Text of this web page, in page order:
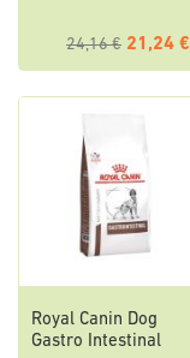
24,16 € 21,24 €
Royal Canin Dog
Gastro Intestinal